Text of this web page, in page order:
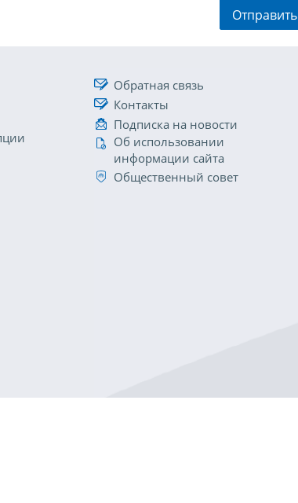
Отправить
Обратная связь
Контакты
Подписка на новости
Об использовании
информации сайта
Общественный совет